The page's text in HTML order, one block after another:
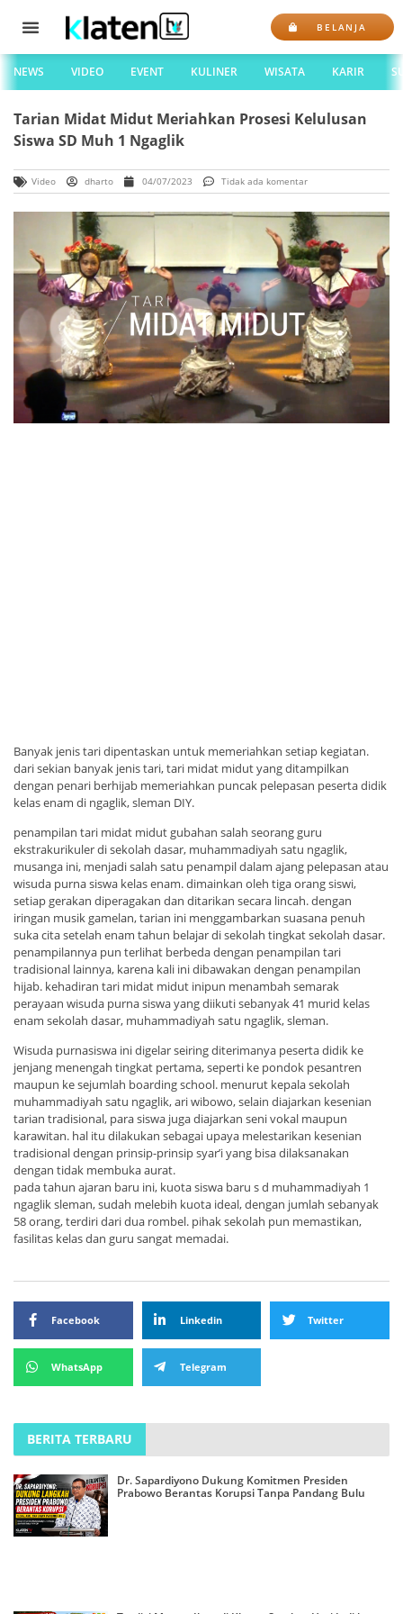
BELANJA
NEWS VIDEO EVENT KULINER WISATA KARIR
Tarian Midat Midut Meriahkan Prosesi Kelulusan
Siswa SD Muh 1 Ngaglik
Video dharto 04/07/2023 Tidak ada komentar
Banyak jenis tari dipentaskan untuk memeriahkan setiap kegiatan.
dari sekian banyak jenis tari, tari midat midut yang ditampilkan
dengan penari berhijab memeriahkan puncak pelepasan peserta didik
kelas enam di ngaglik, sleman DIY.
penampilan tari midat midut gubahan salah seorang guru
ekstrakurikuler di sekolah dasar, muhammadiyah satu ngaglik,
musanga ini, menjadi salah satu penampil dalam ajang pelepasan atau
wisuda purna siswa kelas enam. dimainkan oleh tiga orang siswi,
setiap gerakan diperagakan dan ditarikan secara lincah. dengan
iringan musik gamelan, tarian ini menggambarkan suasana penuh
suka cita setelah enam tahun belajar di sekolah tingkat sekolah dasar.
penampilannya pun terlihat berbeda dengan penampilan tari
tradisional lainnya, karena kali ini dibawakan dengan penampilan
hijab. kehadiran tari midat midut inipun menambah semarak
perayaan wisuda purna siswa yang diikuti sebanyak 41 murid kelas
enam sekolah dasar, muhammadiyah satu ngaglik, sleman.
Wisuda purnasiswa ini digelar seiring diterimanya peserta didik ke
jenjang menengah tingkat pertama, seperti ke pondok pesantren
maupun ke sejumlah boarding school. menurut kepala sekolah
muhammadiyah satu ngaglik, ari wibowo, selain diajarkan kesenian
tarian tradisional, para siswa juga diajarkan seni vokal maupun
karawitan. hal itu dilakukan sebagai upaya melestarikan kesenian
tradisional dengan prinsip-prinsip syar’i yang bisa dilaksanakan
dengan tidak membuka aurat.
pada tahun ajaran baru ini, kuota siswa baru s d muhammadiyah 1
ngaglik sleman, sudah melebih kuota ideal, dengan jumlah sebanyak
58 orang, terdiri dari dua rombel. pihak sekolah pun memastikan,
fasilitas kelas dan guru sangat memadai.
Facebook Linkedin Twitter
WhatsApp Telegram
BERITA TERBARU
Dr. Sapardiyono Dukung Komitmen Presiden
Prabowo Berantas Korupsi Tanpa Pandang Bulu